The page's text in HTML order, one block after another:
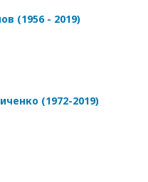
(1956 - 2019)
(1972-2019)